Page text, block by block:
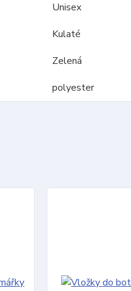
Unisex
Kulaté
Zelená
polyester